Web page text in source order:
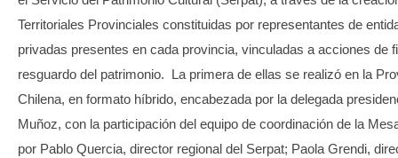
Territoriales Provinciales constituidas por representantes de
privadas presentes en cada provincia, vinculadas a acciones de
resguardo del patrimonio. La primera de ellas se realizó en la
Chilena, en formato híbrido, encabezada por la delegada
Muñoz, con la participación del equipo de coordinación de la
por Pablo Quercia, director regional del Serpat; Paola Grendi,